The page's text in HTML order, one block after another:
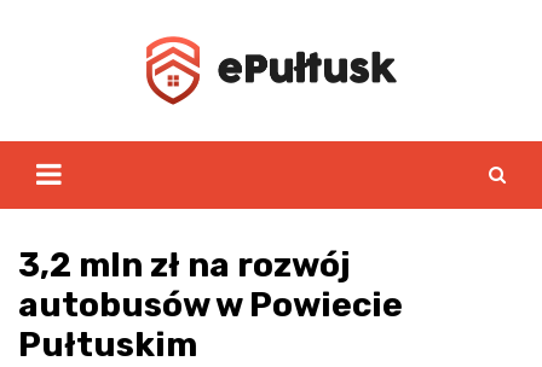
3,2 mln zł na rozwój
autobusów w Powiecie
Pułtuskim